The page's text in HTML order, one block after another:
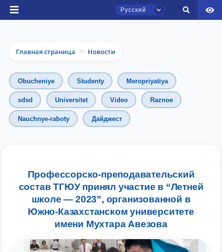
Русский
Главная страница > Новости
Obucheniye Studenty Meropriyatiya
sdsd Universitet Video Raznoe
Nauchnye-raboty Дайджест
Профессорско-преподавательский
состав ТГЮУ принял участие в “Летней
школе — 2023”, организованной в
Южно-Казахстанском университете
имени Мухтара Авезова
Чат приёмной комиссии ТГЮУ
Онлайн
Оставляйте здесь свои обращения по
вопросам приёма.
Выберите тему — затем появятся